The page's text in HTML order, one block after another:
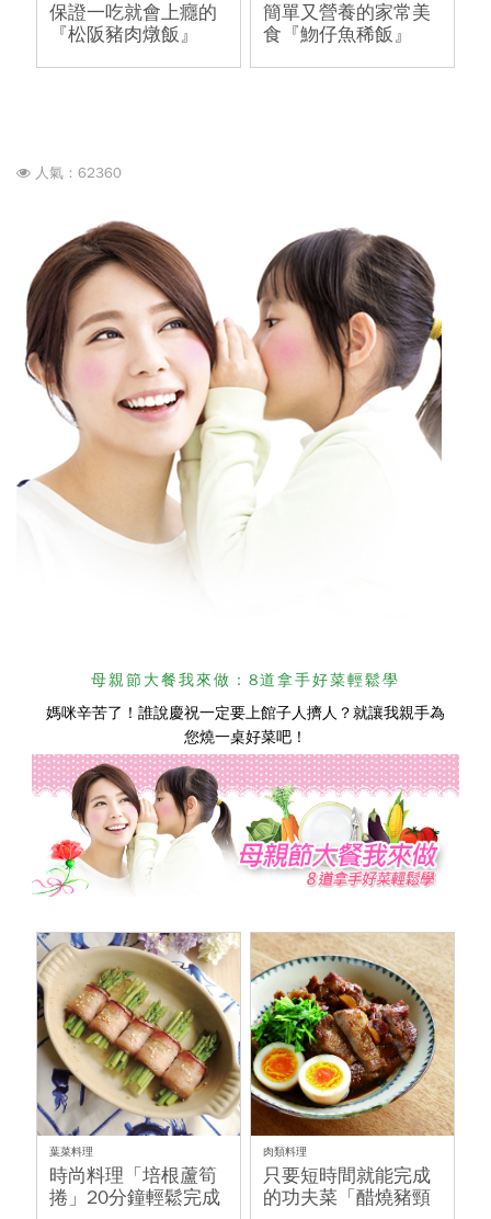
保證一吃就會上癮的
『松阪豬肉燉飯』
簡單又營養的家常美
食『魩仔魚稀飯』
人氣：62360
母親節大餐我來做：8道拿手好菜輕鬆學
媽咪辛苦了！誰說慶祝一定要上館子人擠人？就讓我親手為
您燒一桌好菜吧！
葉菜料理
時尚料理「培根蘆筍
捲」20分鐘輕鬆完成
肉類料理
只要短時間就能完成
的功夫菜「醋燒豬頸